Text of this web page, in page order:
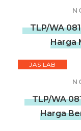
TLP/WA
Harga
JAS LAB
TLP/WA
Harga